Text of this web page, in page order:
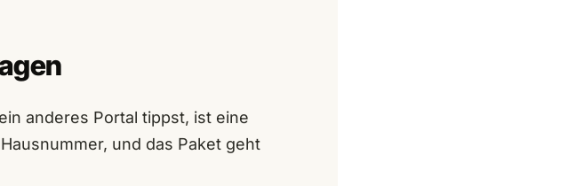
anderes Portal tippst, ist eine
und das Paket geht